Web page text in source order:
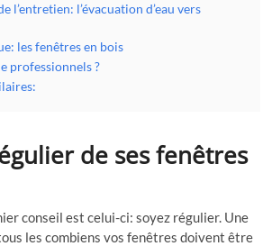
l’entretien: l’évacuation d’eau vers
les fenêtres en bois
professionnels ?
de ses fenêtres
conseil est celui-ci: soyez régulier. Une
les combiens vos fenêtres doivent être